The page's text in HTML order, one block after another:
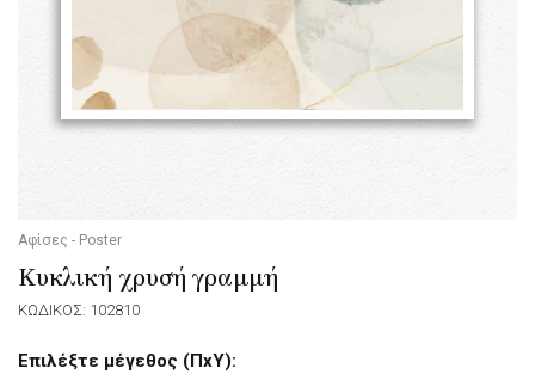
Αφίσες - Poster
Κυκλική χρυσή γραμμή
ΚΩΔΙΚΟΣ: 102810
Επιλέξτε μέγεθος (ΠxΥ):